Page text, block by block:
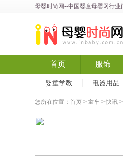
母婴时尚网--中国婴童母婴网行业
首页 服饰
婴童学教 电器用品
您所在位置： 首页 > 童车 > 快讯